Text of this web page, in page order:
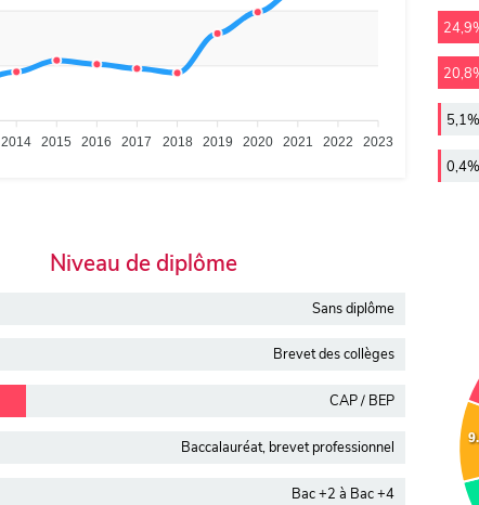
2014 2015 2016 2017 2018 2019 2020 2021 2022 2023
5,1%
0,4%
Niveau de diplôme
Sans diplôme
Brevet des collèges
CAP / BEP
Baccalauréat, brevet professionnel
Bac +2 à Bac +4